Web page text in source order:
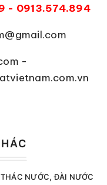
- 0913.574.894
-
THÁC NƯỚC, ĐÀI NƯỚC